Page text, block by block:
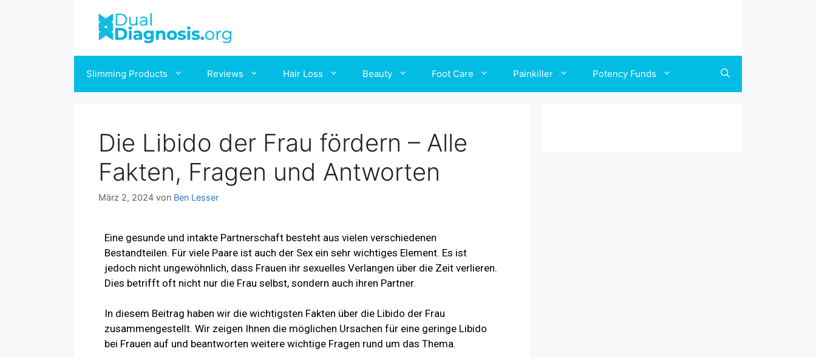
Slimming Products Reviews Hair Loss Beauty Foot Care Painkiller Potency Funds
Die Libido der Frau fördern – Alle
Fakten, Fragen und Antworten
März 2, 2024 von Ben Lesser
Eine gesunde und intakte Partnerschaft besteht aus vielen verschiedenen
Bestandteilen. Für viele Paare ist auch der Sex ein sehr wichtiges Element. Es ist
jedoch nicht ungewöhnlich, dass Frauen ihr sexuelles Verlangen über die Zeit verlieren.
Dies betrifft oft nicht nur die Frau selbst, sondern auch ihren Partner.
In diesem Beitrag haben wir die wichtigsten Fakten über die Libido der Frau
zusammengestellt. Wir zeigen Ihnen die möglichen Ursachen für eine geringe Libido
bei Frauen auf und beantworten weitere wichtige Fragen rund um das Thema.